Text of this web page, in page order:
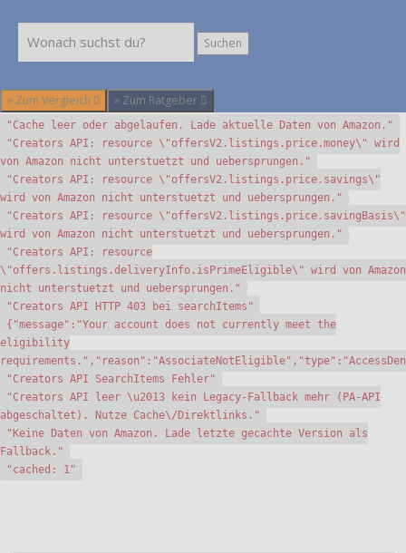
Suchen
» Zum Vergleich » Zum Ratgeber
"Cache leer oder abgelaufen. Lade aktuelle Daten von Amazon."
"Creators API: resource \"offersV2.listings.price.money\" wird
von Amazon nicht unterstuetzt und uebersprungen."
"Creators API: resource \"offersV2.listings.price.savings\"
wird von Amazon nicht unterstuetzt und uebersprungen."
"Creators API: resource \"offersV2.listings.price.savingBasis\"
wird von Amazon nicht unterstuetzt und uebersprungen."
"Creators API: resource
\"offers.listings.deliveryInfo.isPrimeEligible\" wird von Amazon
nicht unterstuetzt und uebersprungen."
"Creators API HTTP 403 bei searchItems"
{"message":"Your account does not currently meet the
eligibility
"Creators API SearchItems Fehler"
"Creators API leer \u2013 kein Legacy-Fallback mehr (PA-API
abgeschaltet). Nutze Cache\/Direktlinks."
"Keine Daten von Amazon. Lade letzte gecachte Version als
Fallback."
"cached: 1"